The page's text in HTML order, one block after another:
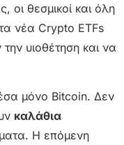
οι θεσμικοί και όλη
νέα Crypto ETFs
υιοθέτηση και να
μόνο Bitcoin. Δεν
καλάθια
Η επόμενη